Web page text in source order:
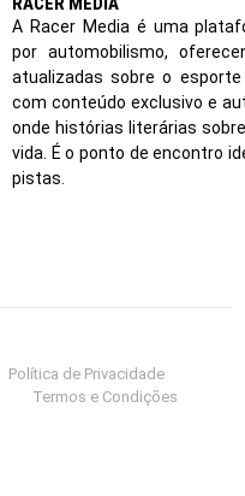
A Racer Media é uma
por automobilismo,
atualizadas sobre o
com conteúdo exclusivo e
onde histórias literárias
vida. É o ponto de encontro
pistas.
Política de Privacidade
Termos e Condições